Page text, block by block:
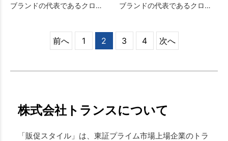
ブランドの代表であるクロ
変わらぬシルエットのクラシ
ックセンチュリー。ボディの
と言える商品となっておりま
す。
ブランドの代表であるクロ
ー」は重厚感ある太軸タイプ
で受け取られた方に喜んでい
前へ 1 2 3 4 次へ
株式会社トランスについて
「販促スタイル」は、東証プライム市場上場企業のトラ